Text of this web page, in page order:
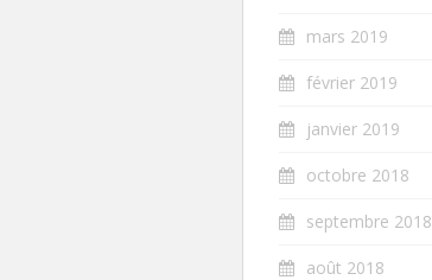
mars 2019
février 2019
janvier 2019
octobre 2018
septembre 2018
août 2018